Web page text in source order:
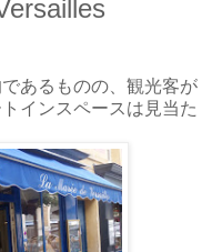
あるものの、観光客が
インスペースは見当た